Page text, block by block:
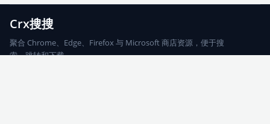
Crx搜搜
聚合 Chrome、Edge、Firefox 与 Microsoft 商店资源，便于搜
索、跳转和下载。